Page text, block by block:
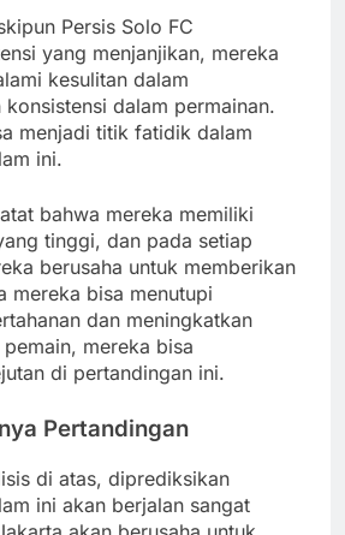
Persis Solo FC
yang menjanjikan, mereka
kesulitan dalam
konsistensi dalam permainan.
menjadi titik fatidik dalam
ini.
bahwa mereka memiliki
tinggi, dan pada setiap
berusaha untuk memberikan
mereka bisa menutupi
dan meningkatkan
mereka bisa
di pertandingan ini.
Pertandingan
di atas, diprediksikan
ini akan berjalan sangat